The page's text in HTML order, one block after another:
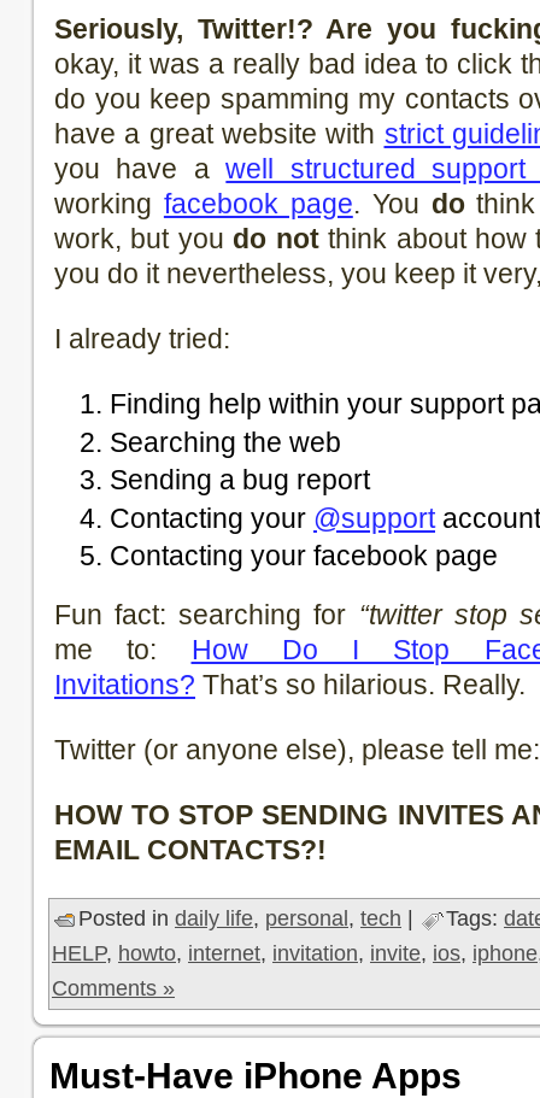
Seriously, Twitter!? Are you
okay, it was a really bad idea to click
do you keep spamming my contacts
have a great website with strict
you have awell structured support
working facebook page. You dothink
work, but you do notthink about how
you do it nevertheless, you keep it
I already tried:
Finding help within your support
Searching the web
Sending a bug report
Contacting your @supportaccount
Contacting your facebook page
Fun fact: searching for “twitter stop
me to: How Do I Stop
Invitations? That’s so hilarious. Really.
Twitter (or anyone else), please tell me:
HOW TO STOP SENDING INVITES
EMAIL CONTACTS?!
Posted in daily life, personal , tech Tags:
HELP, howto, internet, invitation, invite, ios, iphone
Comments »
Must-Have iPhone Apps